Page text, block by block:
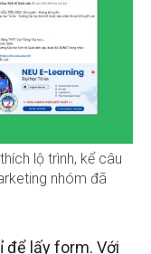
lộ trình, kể câu
nhóm đã
để lấy form. Với